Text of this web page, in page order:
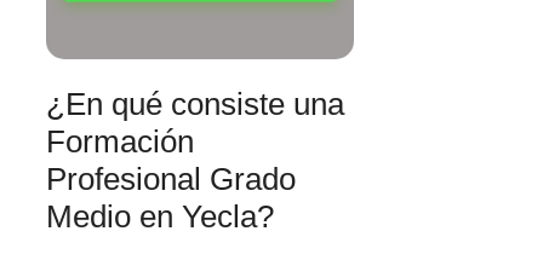
¿En qué consiste una
Formación
Profesional Grado
Medio en Yecla?